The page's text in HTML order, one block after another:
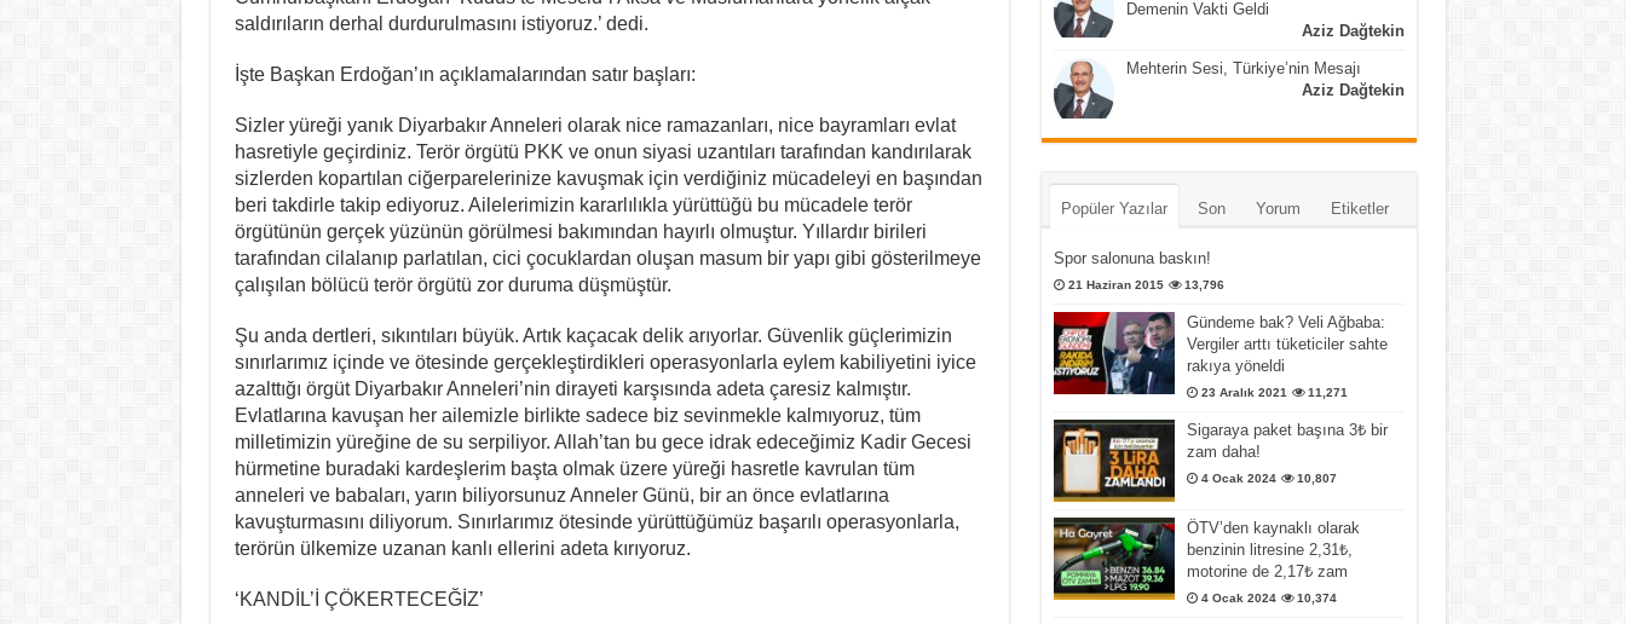
saldırıların derhal durdurulmasını istiyoruz.’ dedi.
İşte Başkan Erdoğan’ın açıklamalarından satır başları:
Sizler yüreği yanık Diyarbakır Anneleri olarak nice ramazanları, nice bayramları evlat
hasretiyle geçirdiniz. Terör örgütü PKK ve onun siyasi uzantıları tarafından kandırılarak
sizlerden kopartılan ciğerparelerinize kavuşmak için verdiğiniz mücadeleyi en başından
beri takdirle takip ediyoruz. Ailelerimizin kararlılıkla yürüttüğü bu mücadele terör
örgütünün gerçek yüzünün görülmesi bakımından hayırlı olmuştur. Yıllardır birileri
tarafından cilalanıp parlatılan, cici çocuklardan oluşan masum bir yapı gibi gösterilmeye
çalışılan bölücü terör örgütü zor duruma düşmüştür.
Şu anda dertleri, sıkıntıları büyük. Artık kaçacak delik arıyorlar. Güvenlik güçlerimizin
sınırlarımız içinde ve ötesinde gerçekleştirdikleri operasyonlarla eylem kabiliyetini iyice
azalttığı örgüt Diyarbakır Anneleri’nin dirayeti karşısında adeta çaresiz kalmıştır.
Evlatlarına kavuşan her ailemizle birlikte sadece biz sevinmekle kalmıyoruz, tüm
milletimizin yüreğine de su serpiliyor. Allah’tan bu gece idrak edeceğimiz Kadir Gecesi
hürmetine buradaki kardeşlerim başta olmak üzere yüreği hasretle kavrulan tüm
anneleri ve babaları, yarın biliyorsunuz Anneler Günü, bir an önce evlatlarına
kavuşturmasını diliyorum. Sınırlarımız ötesinde yürüttüğümüz başarılı operasyonlarla,
terörün ülkemize uzanan kanlı ellerini adeta kırıyoruz.
‘KANDİL’İ ÇÖKERTECEĞİZ’
Demenin Vakti Geldi
Aziz Dağtekin
Mehterin Sesi, Türkiye’nin Mesajı
Aziz Dağtekin
Popüler Yazılar Son Yorum Etiketler
Spor salonuna baskın!
21 Haziran 2015 13,796
Gündeme bak? Veli Ağbaba:
Vergiler arttı tüketiciler sahte
rakıya yöneldi
23 Aralık 2021 11,271
Sigaraya paket başına 3₺ bir
zam daha!
4 Ocak 2024 10,807
ÖTV’den kaynaklı olarak
benzinin litresine 2,31₺,
motorine de 2,17₺ zam
4 Ocak 2024 10,374